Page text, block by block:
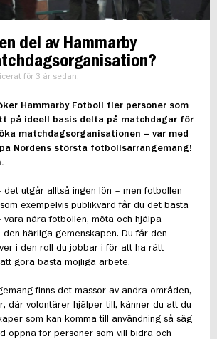
del av Hammarby
för 3 år sedan.
Hammarby Fotboll fler personer som
på ideell basis delta på matchdagar för
matchdagsorganisationen – var med
Nordens största fotbollsarrangemang!
utgår alltså ingen lön – men fotbollen
exempelvis publikvärd får du det bästa
nära fotbollen, möta och hjälpa
härliga gemenskapen. Du får den
i den roll du jobbar i för att ha rätt
göra bästa möjliga arbete.
finns det massor av andra områden,
där volontärer hjälper till, känner du att du
som kan komma till användning så säg
öppna för personer som vill bidra och